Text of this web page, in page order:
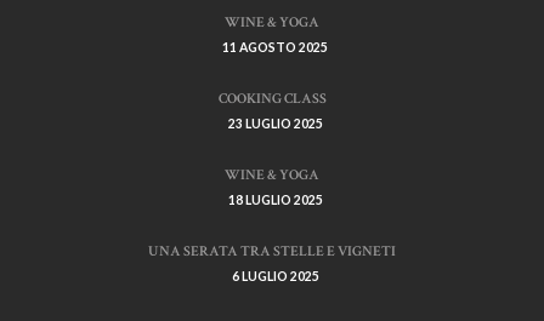
WINE & YOGA
11 AGOSTO 2025
COOKING CLASS
23 LUGLIO 2025
WINE & YOGA
18 LUGLIO 2025
UNA SERATA TRA STELLE E VIGNETI
6 LUGLIO 2025